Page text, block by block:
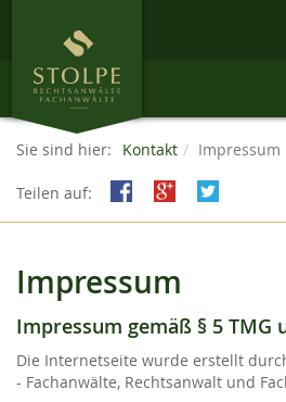
Sie sind hier:
Kontakt Impressum
Teilen auf:
Impressum
Impressum gemäß § 5 TMG
Die Internetseite wurde erstellt
- Fachanwälte, Rechtsanwalt und